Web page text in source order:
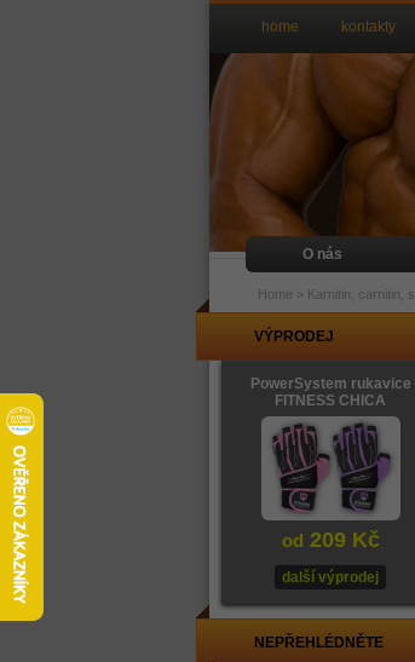
VÝPRODEJ
PowerSystem rukavice
FITNESS CHICA
od 209 Kč
další výprodej
NEPŘEHLÉDNĚTE
home kontakty
O nás
Home > Karnitin, carnitin,